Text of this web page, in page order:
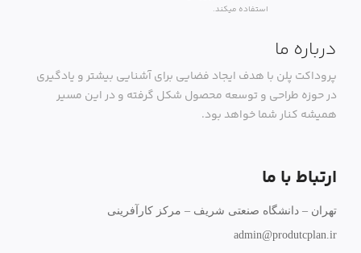
درباره ما
پروداکت پلن با هدف ایجاد فضایی برای آشنایی بیشتر و یادگیری
در حوزه طراحی و توسعه محصول شکل گرفته و در این مسیر
همیشه کنار شما خواهد بود.
ارتباط با ما
تهران – دانشگاه صنعتی شریف – مرکز کارآفرینی
admin@produtcplan.ir
استفاده میکند.